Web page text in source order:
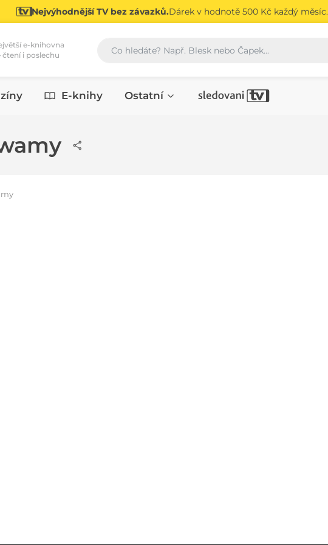
Nejvýhodnější TV bez závazků.Dárek v hodnotě 500 Kč každý měsíc.
e-knihovna
čtení i poslechu
Vyhledávání
E-knihy Ostatní